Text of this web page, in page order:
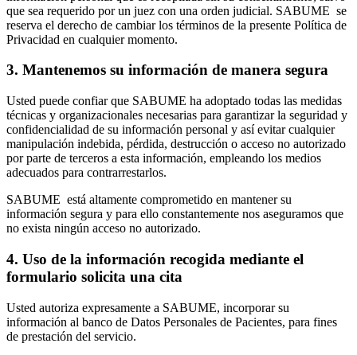
que sea requerido por un juez con una orden judicial. SABUME se
reserva el derecho de cambiar los términos de la presente Política de
Privacidad en cualquier momento.
3. Mantenemos su información de manera segura
Usted puede confiar que SABUME ha adoptado todas las medidas
técnicas y organizacionales necesarias para garantizar la seguridad y
confidencialidad de su información personal y así evitar cualquier
manipulación indebida, pérdida, destrucción o acceso no autorizado
por parte de terceros a esta información, empleando los medios
adecuados para contrarrestarlos.
SABUME está altamente comprometido en mantener su
información segura y para ello constantemente nos aseguramos que
no exista ningún acceso no autorizado.
4. Uso de la información recogida mediante el
formulario solicita una cita
Usted autoriza expresamente a SABUME, incorporar su
información al banco de Datos Personales de Pacientes, para fines
de prestación del servicio.